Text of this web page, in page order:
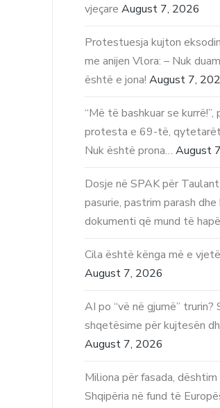
vjeçare August 7, 2026
Protestuesja kujton
me anijen Vlora: – Nuk
është e jona! August 7,
“Më të bashkuar se kurrë!”,
protesta e 69-të, qytetarët
Nuk është prona… August
Dosje në SPAK për
pasurie, pastrim parash dhe
dokumenti që mund të
Cila është kënga më e
August 7, 2026
AI po “vë në gjumë” trurin?
shqetësime për kujtesën
August 7, 2026
Miliona për fasada,
Shqipëria në fund të